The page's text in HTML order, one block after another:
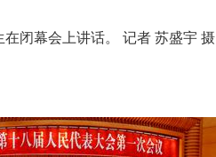
闭幕会上讲话。 记者 苏盛宇 摄